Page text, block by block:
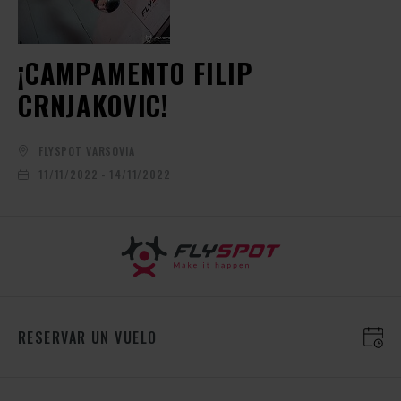
¡CAMPAMENTO FILIP
CRNJAKOVIC!
FLYSPOT VARSOVIA
11/11/2022 - 14/11/2022
RESERVAR UN VUELO